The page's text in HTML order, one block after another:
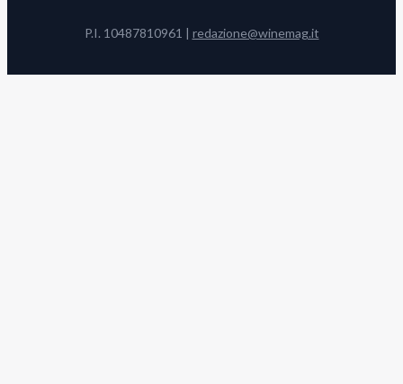
P.I. 10487810961 | redazione@winemag.it